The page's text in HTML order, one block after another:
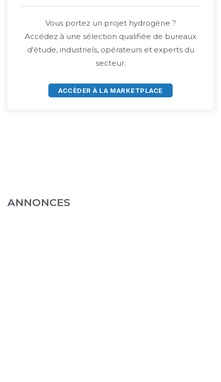
Vous portez un projet hydrogène ?
Accédez à une sélection qualifiée de bureaux
d'étude, industriels, opérateurs et experts du
secteur.
ACCÈDER À LA MARKETPLACE
ANNONCES